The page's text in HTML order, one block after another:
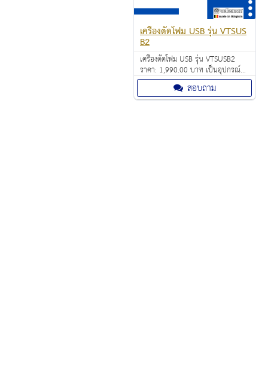
เครื่องตัดโฟม USB รุ่น VTSUS
B2
เครื่องตัดโฟม USB รุ่น VTSUSB2
ราคา: 1,990.00 บาท เป็นอุปกรณ์
ลวดความร้อน ใช้ตัดโฟมทุกชนิดใบมีด
แข็งแรง ทนทาน มาพร้อมขาตั้งโลหะ
สอบถาม